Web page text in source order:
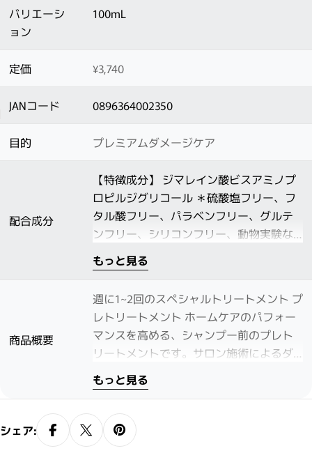
バリエーシ
ョン
100mL
定価 ¥3,740
JANコード 0896364002350
目的 プレミアムダメージケア
配合成分
【特徴成分】 ジマレイン酸ビスアミノプ
ロピルジグリコール ＊硫酸塩フリー、フ
タル酸フリー、パラベンフリー、グルテ
ンフリー、シリコンフリー、動物実験な
し
もっと見る
商品概要
週に1~2回のスペシャルトリートメント プ
レトリートメント ホームケアのパフォー
マンスを高める、シャンプー前のプレト
リートメントです。サロン施術によるダ
メージ、日々の生活で蓄積するダメー
ジ、ドライヤーやアイロンによる熱ダメ
ージにアプローチし、結合レベルでケア
することで、サロンスタイルの再現性と
もっと見る
シェア: